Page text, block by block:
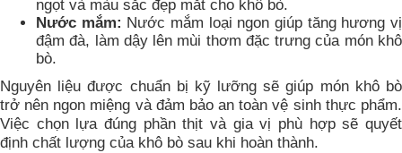
ngọt và màu sắc đẹp mắt cho khô bò.
Nước mắm: Nước mắm loại ngon giúp tăng hương vị
đậm đà, làm dậy lên mùi thơm đặc trưng của món khô
bò.
Nguyên liệu được chuẩn bị kỹ lưỡng sẽ giúp món khô bò
trở nên ngon miệng và đảm bảo an toàn vệ sinh thực phẩm.
Việc chọn lựa đúng phần thịt và gia vị phù hợp sẽ quyết
định chất lượng của khô bò sau khi hoàn thành.